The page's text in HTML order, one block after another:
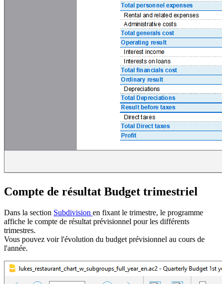
Compte de résultat Budget trimestriel
Dans la section Subdivision en fixant le trimestre, le programme
affiche le compte de résultat prévisionnel pour les différents
trimestres.
Vous pouvez voir l'évolution du budget prévisionnel au cours de
l'année.